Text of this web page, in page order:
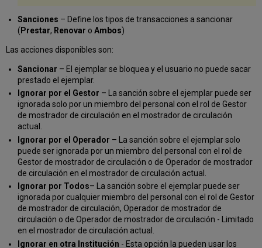
Sanciones – Define los tipos de transacciones a sancionar
( Prestar, Renovar o Ambos)
Las acciones disponibles son:
Sancionar – El ejemplar se bloquea y el usuario no puede sacar
prestado el ejemplar.
Ignorar por el Gestor – La sanción sobre el ejemplar puede ser
ignorada solo por un miembro del personal con el rol de Gestor
de mostrador de circulación en el mostrador de circulación
actual.
Ignorar por el Operador – La sanción sobre el ejemplar solo
puede ser ignorada por un miembro del personal con el rol de
Gestor de mostrador de circulación o de Operador de mostrador
de circulación en el mostrador de circulación actual.
Ignorar por Todos– La sanción sobre el ejemplar puede ser
ignorada por cualquier miembro del personal con el rol de Gestor
de mostrador de circulación, Operador de mostrador de
circulación o de Operador de mostrador de circulación - Limitado
en el mostrador de circulación actual.
Ignorar en otra Institución - Esta opción la pueden usar los